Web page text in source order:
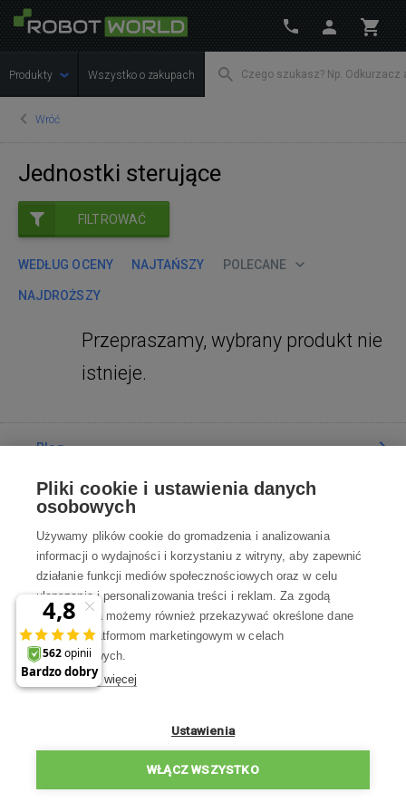
Produkty Wszystko o zakupach
Wróć
Jednostki sterujące
FILTROWAĆ
WEDŁUG OCENY NAJTAŃSZY POLECANE
NAJDROŻSZY
Przepraszamy, wybrany produkt nie
istnieje.
Blog
Poradnia
Wszystko o zakupach
Kontakt
Skontaktuj się z Nami
Pon-Pt 8:00—17:00
WSZYSTKIE KONTAKTY
Pliki cookie i ustawienia danych
osobowych
Używamy plików cookie do gromadzenia i analizowania
informacji o wydajności i korzystaniu z witryny, aby zapewnić
działanie funkcji mediów społecznościowych oraz w celu
ulepszania i personalizowania treści i reklam. Za zgodą
użytkownika możemy również przekazywać określone dane
osobowe platformom marketingowym w celach
marketingowych.
Dowiedz się więcej
Ustawienia
WŁĄCZ WSZYSTKO